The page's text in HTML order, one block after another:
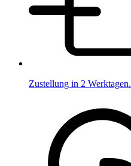
Zustellung in 2 Werktagen.